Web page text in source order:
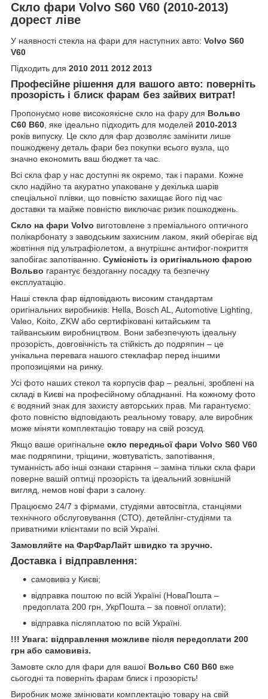
Скло фари Volvo S60 V60 (2010-2013)
дорест ліве
У наявності стекла на фари для наступних авто: Volvo S60
V60
Підходить для 2010 2011 2012 2013
Професійне рішення для вашого авто: поверніть
прозорість і блиск фарам без зайвих витрат!
Пропонуємо нове високоякісне скло на фару для Вольво
С60 В60, яке ідеально підходить для моделей 2010-2013
років випуску. Це скло для фар дозволяє замінити лише
пошкоджену деталь фари без покупки всього вузла, що
значно економить ваш бюджет та час.
Всі скла фар у нас доступні як окремо, так і парами. Кожне
скло надійно та акуратно упаковане у декілька шарів
спеціальної плівки, що повністю захищає його під час
доставки та майже повністю виключає ризик пошкоджень.
Скло на фари Volvo виготовлене з преміального оптичного
полікарбонату з заводським захисним лаком, який оберігає від
жовтіння під ультрафіолетом, а внутрішнє антифог-покриття
запобігає запотіванню. Сумісність із оригінальною фарою
Вольво гарантує бездоганну посадку та безпечну
експлуатацію.
Наші стекла фар відповідають високим стандартам
оригінальних виробників: Hella, Bosch AL, Automotive Lighting,
Valeo, Koito, ZKW або сертифіковані китайським та
тайванським виробництвом. Вони забезпечують ідеальну
прозорість, довговічність та стійкість до подряпин – це
унікальна перевага нашого стеклафар перед іншими
пропозиціями на ринку.
Усі фото наших стекол та корпусів фар – реальні, зроблені на
складі в Києві на професійному обладнанні. На кожному фото
є водяний знак для захисту авторських прав. Ми гарантуємо:
фото повністю відповідають реальному товару, але виробник
може міняти комплектацію товару на свій розсуд.
Якщо ваше оригінальне скло передньої фари Volvo S60 V60
має подряпини, тріщини, жовтуватість, запотівання,
туманність або інші ознаки старіння – заміна тільки скла фари
поверне вашій оптиці прозорість та ідеальний зовнішній
вигляд, немов нові фари з салону.
Працюємо 24/7 з фірмами, студіями автосвітла, станціями
технічного обслуговування (СТО), детейлінг-студіями та
приватними клієнтами по всій Україні.
Замовляйте на ФарФарЛайт швидко та зручно.
Доставка і відправлення:
самовивіз у Києві;
відправка поштою по всій Україні (НоваПошта –
предоплата 200 грн, УкрПошта – за повної оплати);
відправка післяплатою по всій Україні.
!!! Увага: відправлення можливе після передоплати 200
грн або самовивіз.
Замовте скло для фари для вашої Вольво С60 В60 вже
сьогодні та поверніть фарам блиск і прозорість!
Виробник може змінювати комплектацію товару на свій